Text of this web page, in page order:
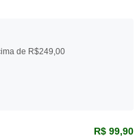
de R$249,00
R$ 99,90